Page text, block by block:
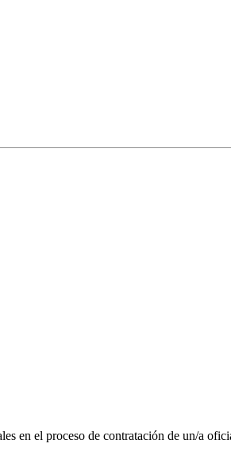
en el proceso de contratación de un/a